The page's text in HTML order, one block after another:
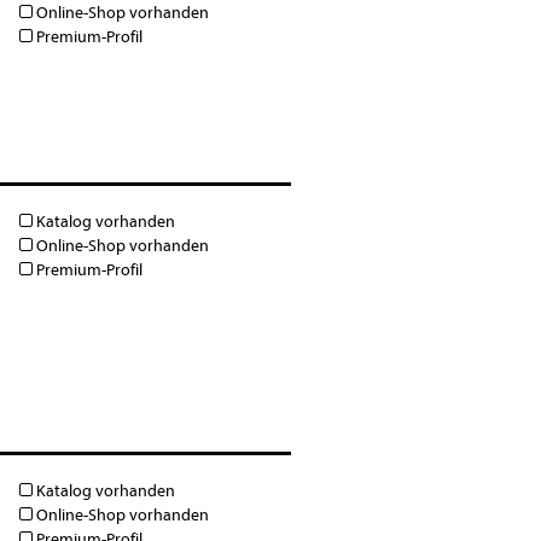
Online-Shop vorhanden
Premium-Profil
Katalog vorhanden
Online-Shop vorhanden
Premium-Profil
Katalog vorhanden
Online-Shop vorhanden